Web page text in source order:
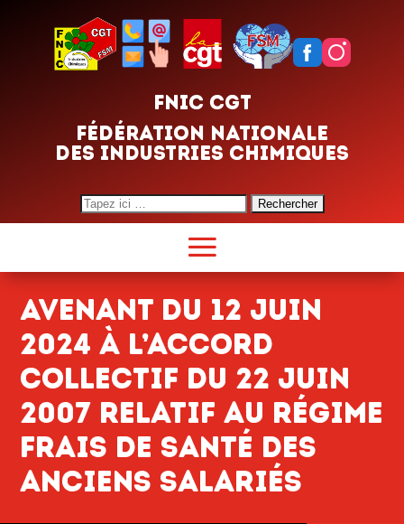
FNIC CGT
FÉDÉRATION NATIONALE
DES INDUSTRIES CHIMIQUES
Search
for:
Avenant du 12 juin
2024 à l’accord
collectif du 22 juin
2007 relatif au régime
frais de santé des
anciens salariés